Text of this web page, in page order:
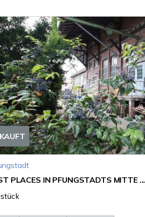
PLACES IN PFUNGSTADTS MITTE ...